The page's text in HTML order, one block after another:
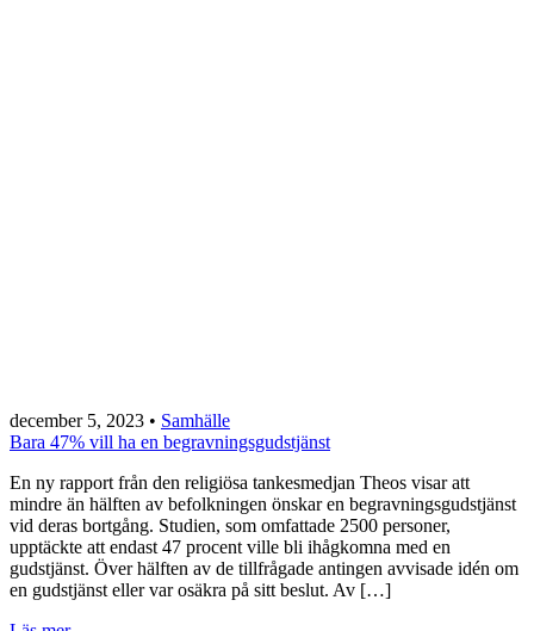
december 5, 2023 • Samhälle
Bara 47% vill ha en begravningsgudstjänst
En ny rapport från den religiösa tankesmedjan Theos visar att
mindre än hälften av befolkningen önskar en begravningsgudstjänst
vid deras bortgång. Studien, som omfattade 2500 personer,
upptäckte att endast 47 procent ville bli ihågkomna med en
gudstjänst. Över hälften av de tillfrågade antingen avvisade idén om
en gudstjänst eller var osäkra på sitt beslut. Av […]